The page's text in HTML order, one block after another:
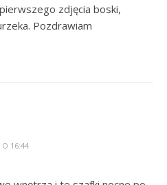
zdjęcia boski,
Pozdrawiam
O 16:44